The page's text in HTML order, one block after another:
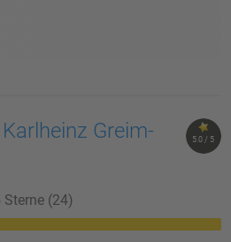
5.0 / 5
Greim-
Sterne (24)